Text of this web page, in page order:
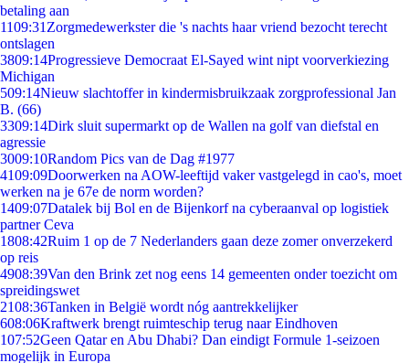
betaling aan
1109:31 Zorgmedewerkster die 's nachts haar vriend bezocht terecht
ontslagen
3809:14Progressieve Democraat El-Sayed wint nipt voorverkiezing
Michigan
509:14Nieuw slachtoffer in kindermisbruikzaak zorgprofessional Jan
B. (66)
3309:14Dirk sluit supermarkt op de Wallen na golf van diefstal en
agressie
3009:10Random Pics van de Dag #1977
4109:09Doorwerken na AOW-leeftijd vaker vastgelegd in cao's, moet
werken na je 67e de norm worden?
1409:07Datalek bij Bol en de Bijenkorf na cyberaanval op logistiek
partner Ceva
1808:42Ruim 1 op de 7 Nederlanders gaan deze zomer onverzekerd
op reis
4908:39Van den Brink zet nog eens 14 gemeenten onder toezicht om
spreidingswet
2108:36Tanken in België wordt nóg aantrekkelijker
608:06Kraftwerk brengt ruimteschip terug naar Eindhoven
107:52Geen Qatar en Abu Dhabi? Dan eindigt Formule 1-seizoen
mogelijk in Europa